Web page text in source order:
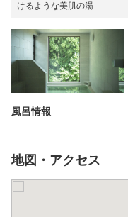
けるような美肌の湯
風呂情報
地図・アクセス